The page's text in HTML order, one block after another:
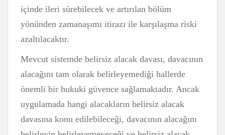
içinde ileri sürebilecek ve artırılan bölüm
yönünden zamanaşımı itirazı ile karşılaşma riski
azaltılacaktır.
Mevcut sistemde belirsiz alacak davası, davacının
alacağını tam olarak belirleyemediği hallerde
önemli bir hukuki güvence sağlamaktadır. Ancak
uygulamada hangi alacakların belirsiz alacak
davasına konu edilebileceği, davacının alacağını